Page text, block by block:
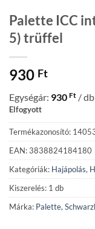
Palette ICC
5) trüffel
930 Ft
Egységár: 930 Ft / db
Elfogyott
Termékazonosító:
EAN: 3838824184180
Kategóriák: Hajápolás,
Kiszerelés: 1 db
Márka: Palette,